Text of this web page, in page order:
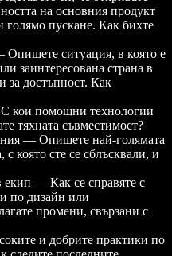
на основния продукт
голямо пускане. Как бихте
ситуация, в която е
заинтересована страна в
за достъпност. Как
кои помощни технологии
тяхната съвместимост?
— Опишете най-голямата
с която сте се сблъсквали, и
екип — Как се справяте с
по дизайн или
промени, свързани с
и добрите практики по